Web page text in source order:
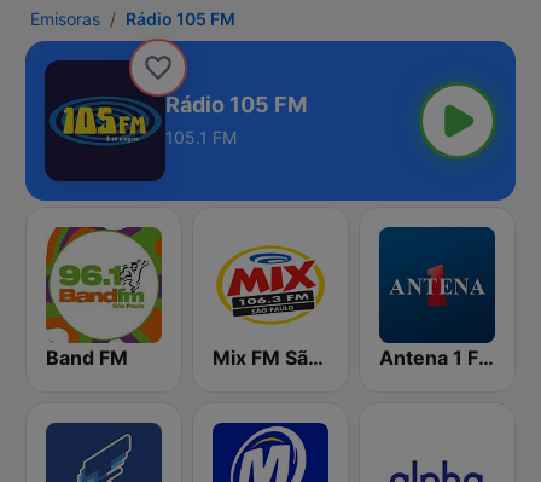
Emisoras Rádio 105 FM
Rádio 105 FM
105.1 FM
Band FM Mix FM São Paulo Antena 1 FM